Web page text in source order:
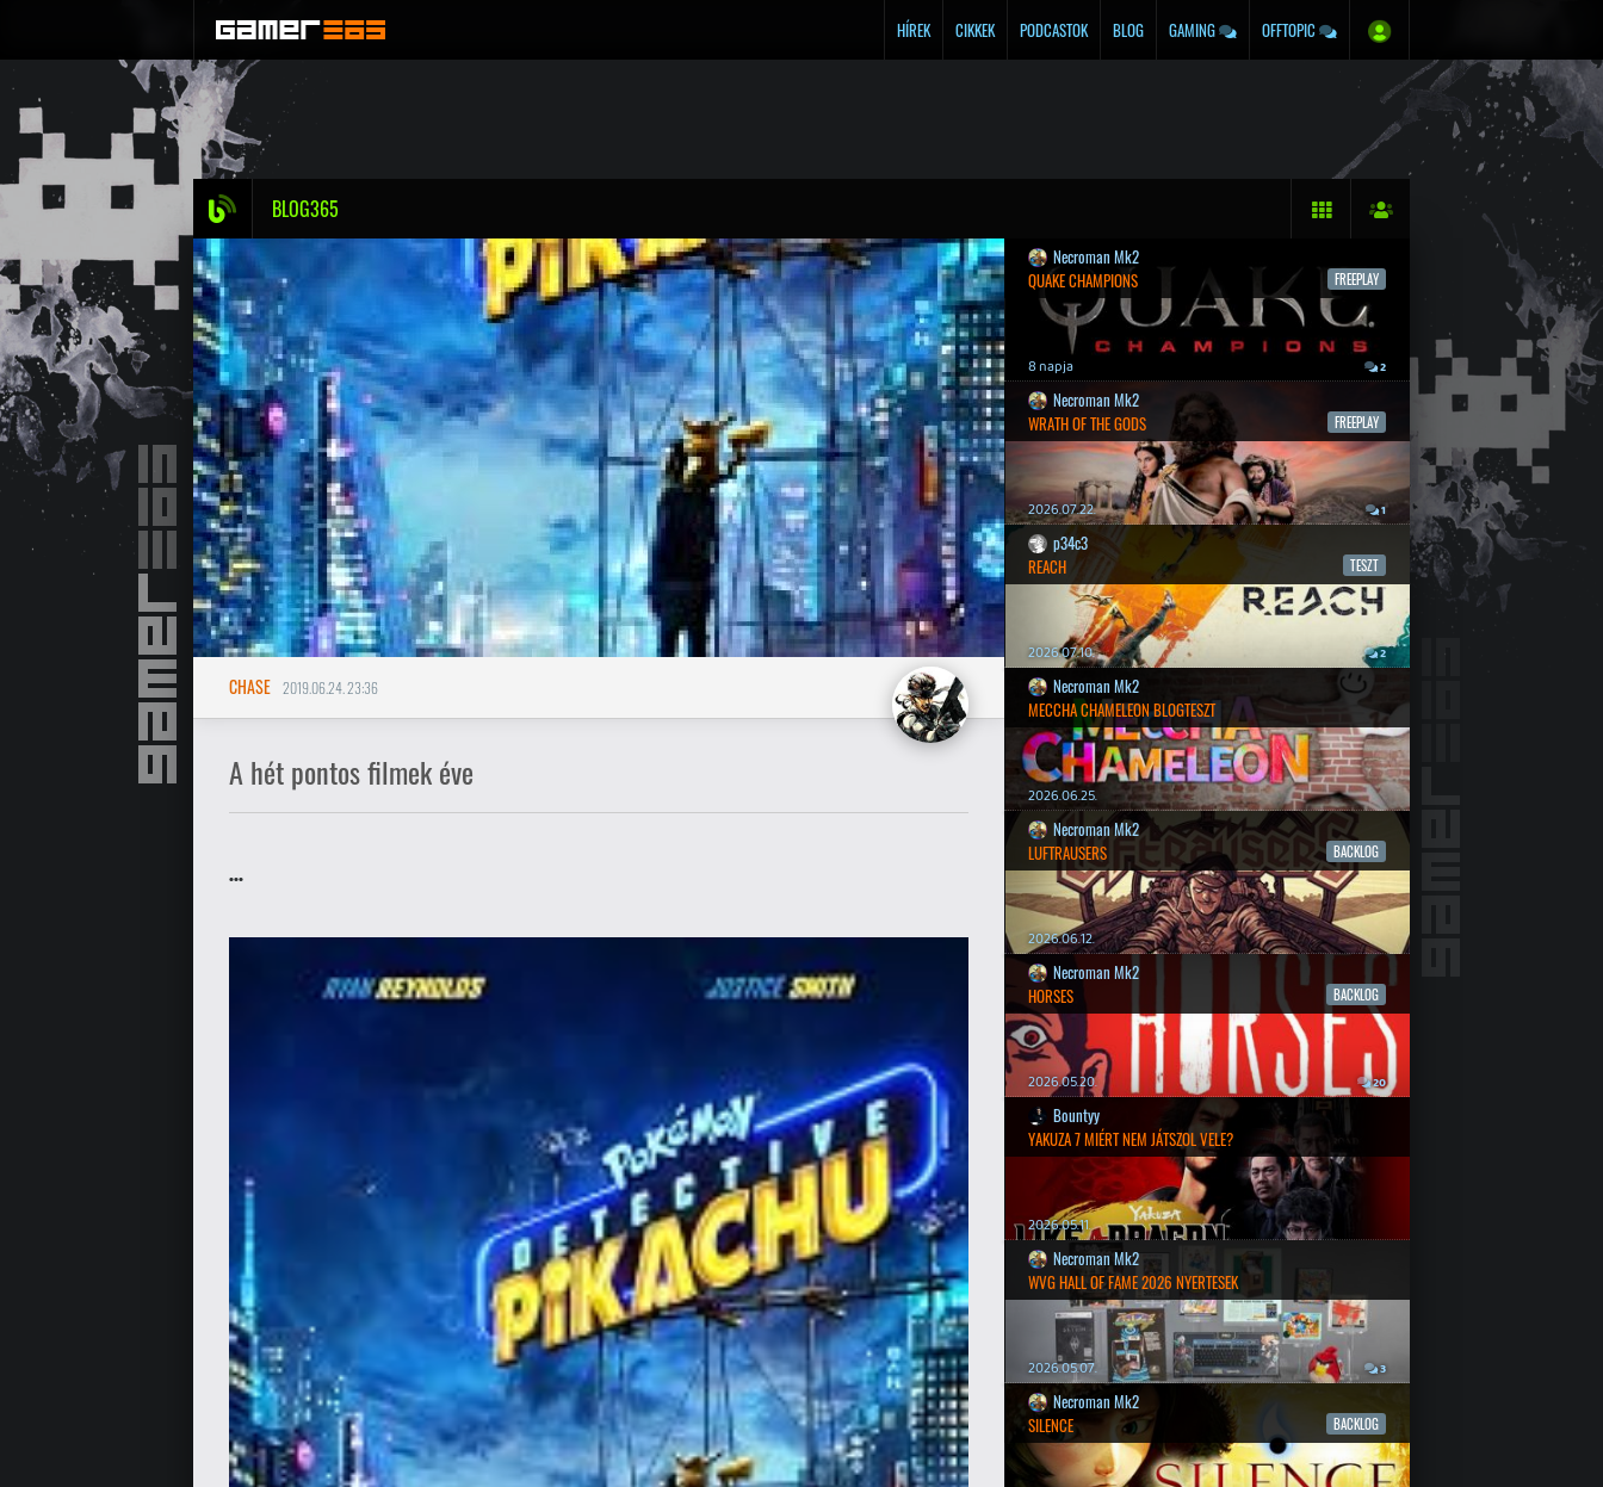
HÍREK CIKKEK PODCASTOK BLOG GAMING OFFTOPIC
BLOG365
CHASE 2019.06.24. 23:36
A hét pontos filmek éve
...
Necroman Mk2
QUAKE CHAMPIONS
FREEPLAY
8 napja 2
Necroman Mk2
WRATH OF THE GODS
FREEPLAY
2026.07.22. 1
p34c3
REACH
TESZT
2026.07.10. 2
Necroman Mk2
MECCHA CHAMELEON BLOGTESZT
2026.06.25.
Necroman Mk2
LUFTRAUSERS
BACKLOG
2026.06.12.
Necroman Mk2
HORSES
BACKLOG
2026.05.20. 20
Bountyy
YAKUZA 7 MIÉRT NEM JÁTSZOL VELE?
2026.05.11.
Necroman Mk2
WVG HALL OF FAME 2026 NYERTESEK
2026.05.07. 3
Necroman Mk2
SILENCE
BACKLOG